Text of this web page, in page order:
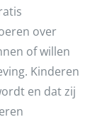
over
of willen
Kinderen
en dat zij